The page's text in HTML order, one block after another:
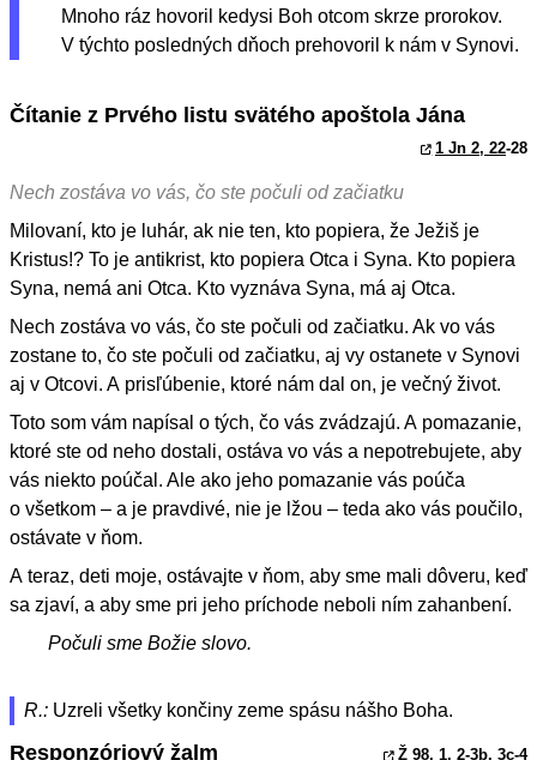
Mnoho ráz hovoril kedysi Boh otcom skrze prorokov.
V týchto posledných dňoch prehovoril k nám v Synovi.
Čítanie z Prvého listu svätého apoštola Jána
1 Jn 2, 22-28
Nech zostáva vo vás, čo ste počuli od začiatku
Milovaní, kto je luhár, ak nie ten, kto popiera, že Ježiš je
Kristus!? To je antikrist, kto popiera Otca i Syna. Kto popiera
Syna, nemá ani Otca. Kto vyznáva Syna, má aj Otca.
Nech zostáva vo vás, čo ste počuli od začiatku. Ak vo vás
zostane to, čo ste počuli od začiatku, aj vy ostanete v Synovi
aj v Otcovi. A prisľúbenie, ktoré nám dal on, je večný život.
Toto som vám napísal o tých, čo vás zvádzajú. A pomazanie,
ktoré ste od neho dostali, ostáva vo vás a nepotrebujete, aby
vás niekto poúčal. Ale ako jeho pomazanie vás poúča
o všetkom – a je pravdivé, nie je lžou – teda ako vás poučilo,
ostávate v ňom.
A teraz, deti moje, ostávajte v ňom, aby sme mali dôveru, keď
sa zjaví, a aby sme pri jeho príchode neboli ním zahanbení.
Počuli sme Božie slovo.
R.: Uzreli všetky končiny zeme spásu nášho Boha.
Responzóriový žalm Ž 98, 1. 2-3b. 3c-4